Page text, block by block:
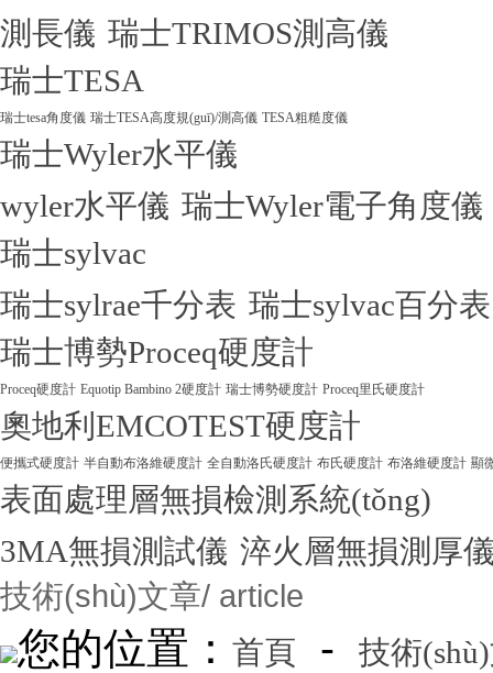
測長儀 瑞士TRIMOS測高儀
瑞士TESA
瑞士tesa角度儀 瑞士TESA高度規(guī)/測高儀 TESA粗糙度儀
瑞士Wyler水平儀
wyler水平儀 瑞士Wyler電子角度儀
瑞士sylvac
瑞士sylrae千分表 瑞士sylvac百分表
瑞士博勢Proceq硬度計
Proceq硬度計 Equotip Bambino 2硬度計 瑞士博勢硬度計 Proceq里氏硬度計
奧地利EMCOTEST硬度計
便攜式硬度計 半自動布洛維硬度計 全自動洛氏硬度計 布氏硬度計 布洛維硬度計 顯
表面處理層無損檢測系統(tǒng)
3MA無損測試儀 淬火層無損測厚
技術(shù)文章/ article
您的位置： 首頁 - 技術